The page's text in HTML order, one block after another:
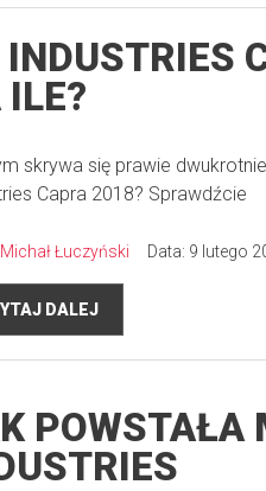
INDUSTRIES
skrywa się prawie
Capra 2018? Sprawdźcie
Michał Łuczyński Data: 9 lutego
DALEJ
POWSTAŁA